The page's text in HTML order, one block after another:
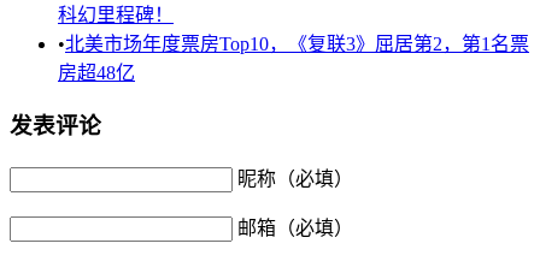
科幻里程碑！
•北美市场年度票房Top10，《复联3》屈居第2，第1名票
房超48亿
发表评论
昵称（必填）
邮箱（必填）